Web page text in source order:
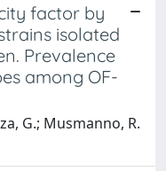
factor by
isolated
Prevalence
among OF-
G.; Musmanno, R.